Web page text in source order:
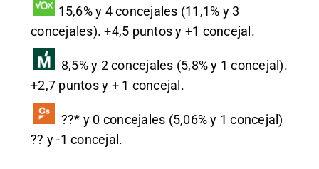
15,6% y 4 concejales (11,1% y 3
concejales). +4,5 puntos y +1 concejal.
8,5% y 2 concejales (5,8% y 1 concejal).
+2,7 puntos y + 1 concejal.
??* y 0 concejales (5,06% y 1 concejal)
?? y -1 concejal.